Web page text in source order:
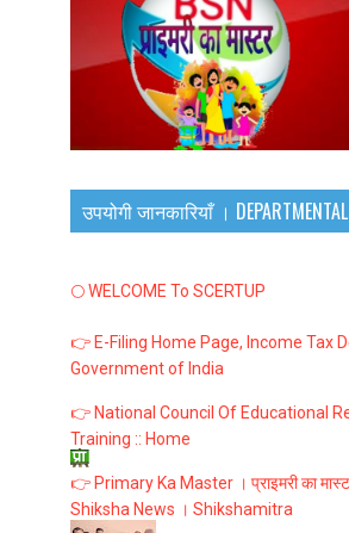
उपयोगी जानकारियाँ ।
🌕 WELCOME To SCERTUP
👉 E-Filing Home Page, Income Tax
Government of India
👉 National Council Of Educational
Training :: Home
👉 Primary Ka Master । प्राइमरी का
Shiksha News । Shikshamitra